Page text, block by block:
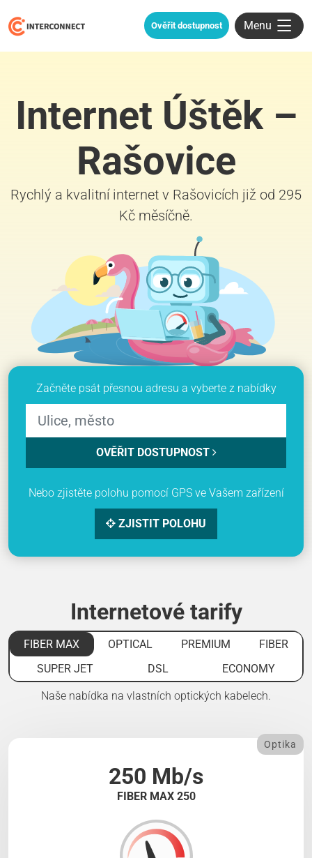
Ověřit dostupnost Menu
Internet Úštěk –
Rašovice
Rychlý a kvalitní internet v Rašovicích již od 295
Kč měsíčně.
Začněte psát přesnou adresu a vyberte z nabídky
OVĚŘIT DOSTUPNOST
Nebo zjistěte polohu pomocí GPS ve Vašem zařízení
ZJISTIT POLOHU
Internetové tarify
FIBER MAX OPTICAL PREMIUM
FIBER
SUPER JET
DSL ECONOMY
Naše nabídka na vlastních optických kabelech.
250 Mb/s
FIBER MAX 250
Optika